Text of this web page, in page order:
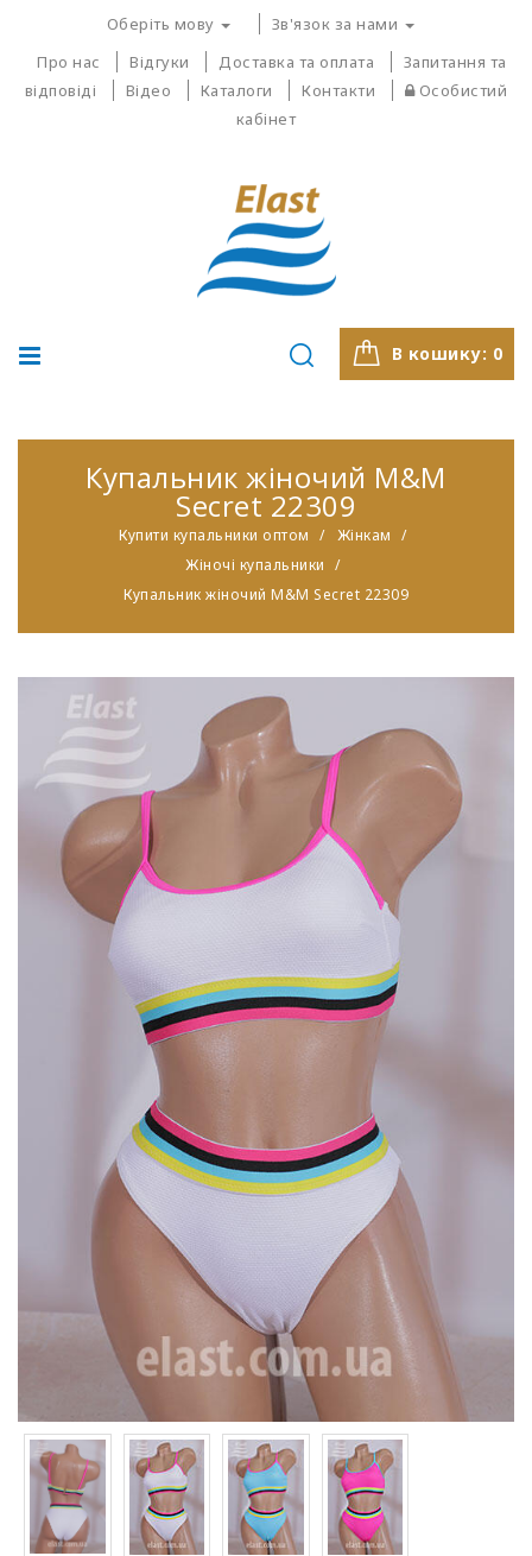
Оберіть мову
Зв'язок за нами
Про нас
Відгуки Доставка та оплата
Запитання та
відповіді
Відео Каталоги Контакти
Особистий
кабінет
В кошику: 0
Купальник жіночий M&M
Secret 22309
Купити купальники оптом
Жінкам
Жіночі купальники
Купальник жіночий M&M Secret 22309